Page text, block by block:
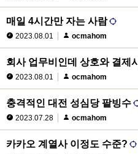
매일 4시간만 자는 사람
2023.08.01 ocmahom
회사 업무비인데 상호와 결제
2023.08.01 ocmahom
충격적인 대전 성심당 팥빙수
2023.07.28 ocmahom
카카오 계열사 이정도 수준?